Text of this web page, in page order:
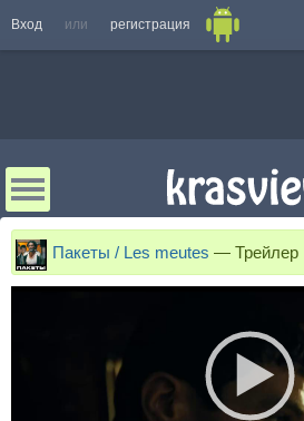
Вход или регистрация
Пакеты / Les meutes — Трейлер